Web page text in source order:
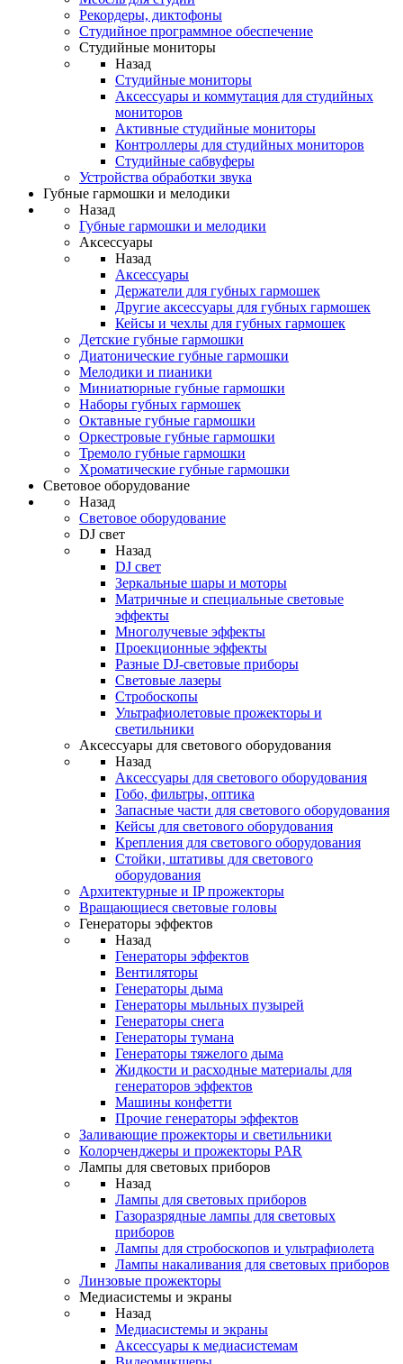
Рекордеры, диктофоны
Студийное программное обеспечение
Студийные мониторы
Назад
Студийные мониторы
Аксессуары и коммутация для студийных
мониторов
Активные студийные мониторы
Контроллеры для студийных мониторов
Студийные сабвуферы
Устройства обработки звука
Губные гармошки и мелодики
Назад
Губные гармошки и мелодики
Аксессуары
Назад
Аксессуары
Держатели для губных гармошек
Другие аксессуары для губных гармошек
Кейсы и чехлы для губных гармошек
Детские губные гармошки
Диатонические губные гармошки
Мелодики и пианики
Миниатюрные губные гармошки
Наборы губных гармошек
Октавные губные гармошки
Оркестровые губные гармошки
Тремоло губные гармошки
Хроматические губные гармошки
Световое оборудование
Назад
Световое оборудование
DJ свет
Назад
DJ свет
Зеркальные шары и моторы
Матричные и специальные световые
эффекты
Многолучевые эффекты
Проекционные эффекты
Разные DJ-световые приборы
Световые лазеры
Стробоскопы
Ультрафиолетовые прожекторы и
светильники
Аксессуары для светового оборудования
Назад
Аксессуары для светового оборудования
Гобо, фильтры, оптика
Запасные части для светового оборудования
Кейсы для светового оборудования
Крепления для светового оборудования
Стойки, штативы для светового
оборудования
Архитектурные и IP прожекторы
Вращающиеся световые головы
Генераторы эффектов
Назад
Генераторы эффектов
Вентиляторы
Генераторы дыма
Генераторы мыльных пузырей
Генераторы снега
Генераторы тумана
Генераторы тяжелого дыма
Жидкости и расходные материалы для
генераторов эффектов
Машины конфетти
Прочие генераторы эффектов
Заливающие прожекторы и светильники
Колорченджеры и прожекторы PAR
Лампы для световых приборов
Назад
Лампы для световых приборов
Газоразрядные лампы для световых
приборов
Лампы для стробоскопов и ультрафиолета
Лампы накаливания для световых приборов
Линзовые прожекторы
Медиасистемы и экраны
Назад
Медиасистемы и экраны
Аксессуары к медиасистемам